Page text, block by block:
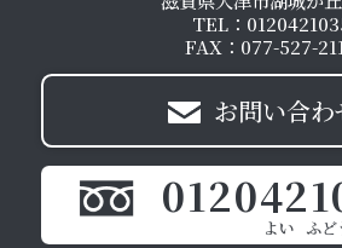
TEL：
FAX：077-527-
お問い合わ